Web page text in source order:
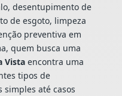
desentupimento de
de esgoto, limpeza
preventiva em
quem busca uma
Vistaencontra uma
tipos de
até casos